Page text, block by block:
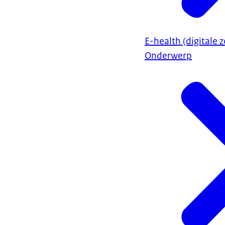
E-health (digitale
Onderwerp